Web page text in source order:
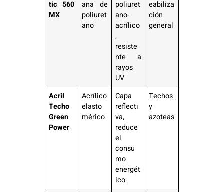
tic 560
MX
ana de
poliuret
ano
poliuret
ano-
acrílico
,
resiste
nte a
rayos
UV
eabiliza
ción
general
Acril
Techo
Green
Power
Acrílico
elasto
mérico
Capa
reflecti
va,
reduce
el
consu
mo
energét
ico
Techos
y
azoteas